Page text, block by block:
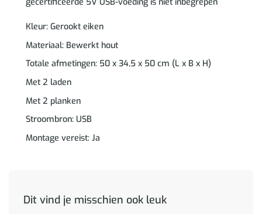
Kleur: Gerookt eiken
Materiaal: Bewerkt hout
Totale afmetingen: 50 x 34,5 x 50 cm (L x B x H)
Met 2 laden
Met 2 planken
Stroombron: USB
Montage vereist: Ja
Dit vind je misschien ook leuk